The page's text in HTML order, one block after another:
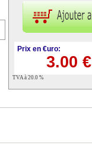
Prix en €uro:
3.00 €
TVA à 20.0 %